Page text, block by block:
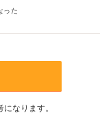
った
なります。